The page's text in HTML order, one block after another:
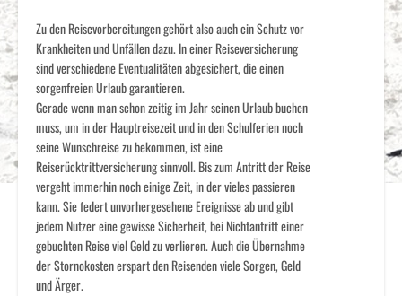
Zu den Reisevorbereitungen gehört also auch ein Schutz vor
Krankheiten und Unfällen dazu. In einer Reiseversicherung
sind verschiedene Eventualitäten abgesichert, die einen
sorgenfreien Urlaub garantieren.
Gerade wenn man schon zeitig im Jahr seinen Urlaub buchen
muss, um in der Hauptreisezeit und in den Schulferien noch
seine Wunschreise zu bekommen, ist eine
Reiserücktrittversicherung sinnvoll. Bis zum Antritt der Reise
vergeht immerhin noch einige Zeit, in der vieles passieren
kann. Sie federt unvorhergesehene Ereignisse ab und gibt
jedem Nutzer eine gewisse Sicherheit, bei Nichtantritt einer
gebuchten Reise viel Geld zu verlieren. Auch die Übernahme
der Stornokosten erspart den Reisenden viele Sorgen, Geld
und Ärger.